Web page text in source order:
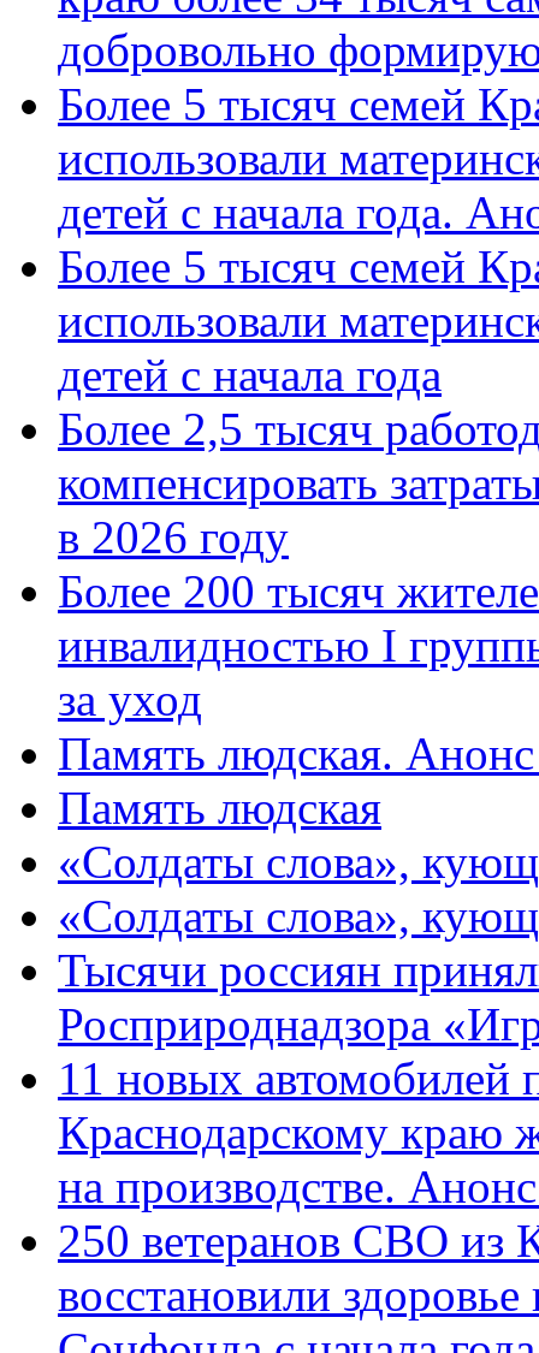
добровольно
Более 5 тысяч семей
использовали
детей с начала года.
Более 5 тысяч семей
использовали
детей с начала года
Более 2,5 тысяч
компенсировать
в 2026 году
Более 200 тысяч
инвалидностью I
за уход
Память людская.
Память людская
«Солдаты слова»,
«Солдаты слова»,
Тысячи россиян
Росприроднадзора
11 новых автомобилей
Краснодарскому краю
на производстве.
250 ветеранов СВО из
восстановили